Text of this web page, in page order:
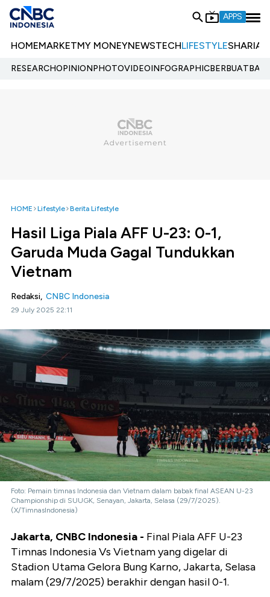
APPS
HOMEMARKETMY MONEYNEWSTECHLIFESTYLESHARIA
RESEARCHOPINIONPHOTOVIDEOINFOGRAPHIC
HOME Lifestyle Berita Lifestyle
Hasil Liga Piala AFF U-23: 0-1,
Garuda Muda Gagal Tundukkan
Vietnam
Redaksi, CNBC Indonesia
29 July 2025 22:11
Foto: Pemain timnas Indonesia dan Vietnam dalam babak final ASEAN U-23
Championship di SUUGK, Senayan, Jakarta, Selasa (29/7/2025).
(X/TimnasIndonesia)
Jakarta, CNBC Indonesia - Final Piala AFF U-23
Timnas Indonesia Vs Vietnam yang digelar di
Stadion Utama Gelora Bung Karno, Jakarta, Selasa
malam (29/7/2025) berakhir dengan hasil 0-1.